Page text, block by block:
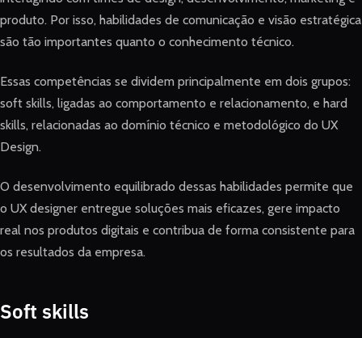
produto. Por isso, habilidades de comunicação e visão estratégica
são tão importantes quanto o conhecimento técnico.
Essas competências se dividem principalmente em dois grupos:
soft skills, ligadas ao comportamento e relacionamento, e hard
skills, relacionadas ao domínio técnico e metodológico do UX
Design.
O desenvolvimento equilibrado dessas habilidades permite que
o UX designer entregue soluções mais eficazes, gere impacto
real nos produtos digitais e contribua de forma consistente para
os resultados da empresa.
Soft skills